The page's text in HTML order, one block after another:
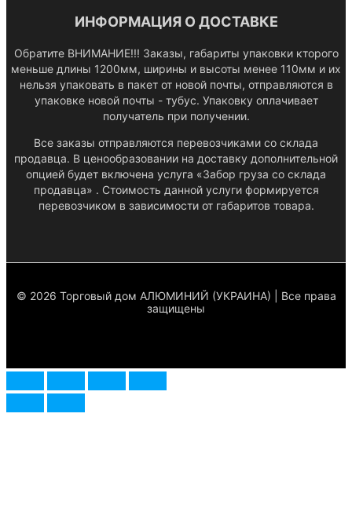
ИНФОРМАЦИЯ О ДОСТАВКЕ
Обратите ВНИМАНИЕ!!! Заказы, габариты упаковки кторого
меньше длины 1200мм, ширины и высоты менее 110мм и их
нельзя упаковать в пакет от новой почты, отправляются в
упаковке новой почты - тубус. Упаковку оплачивает
получатель при получении.
Все заказы отправляются перевозчиками со склада
продавца. В ценообразовании на доставку дополнительной
опцией будет включена услуга «Забор груза со склада
продавца» . Стоимость данной услуги формируется
перевозчиком в зависимости от габаритов товара.
© 2026 Торговый дом АЛЮМИНИЙ (УКРАИНА) | Все права
защищены